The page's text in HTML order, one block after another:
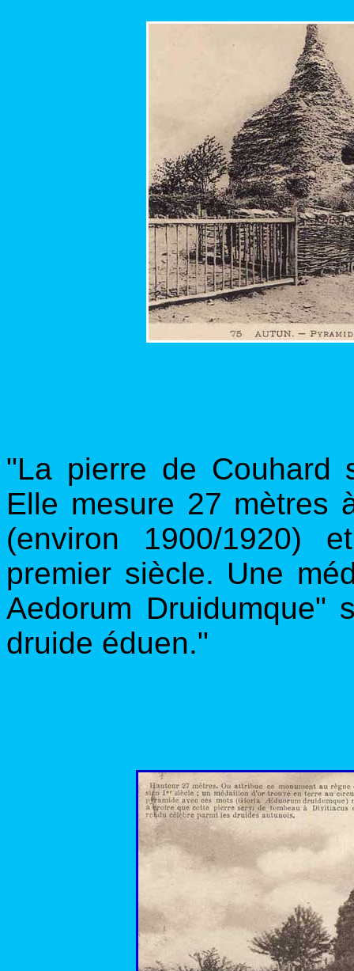
"La pierre de Couhard
Elle mesure 27 mètres
(environ 1900/1920)
premier siècle. Une
Aedorum Druidumque"
druide éduen."